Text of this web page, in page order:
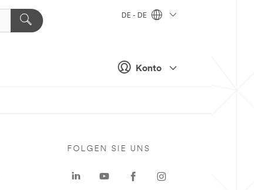
Konto
DE - DE
FOLGEN SIE UNS